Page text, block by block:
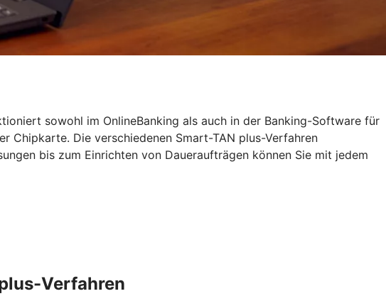
sowohl im OnlineBanking als auch in der Banking-Software für
Chipkarte. Die verschiedenen Smart-TAN plus-Verfahren
bis zum Einrichten von Daueraufträgen können Sie mit jedem
Verfahren